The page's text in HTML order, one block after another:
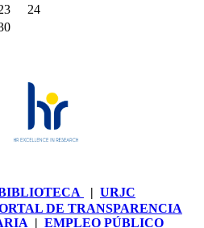
24
| URJC
DE TRANSPARENCIA
| EMPLEO PÚBLICO